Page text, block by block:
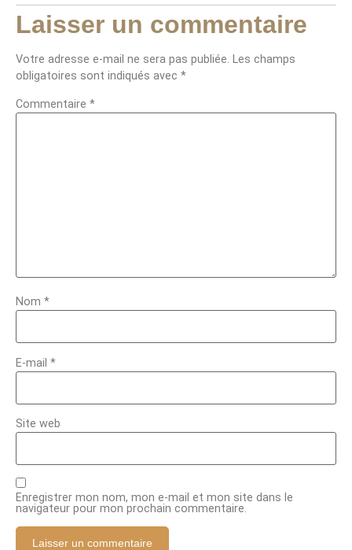
Laisser un commentaire
Votre adresse e-mail ne sera pas publiée. Les champs
obligatoires sont indiqués avec *
Commentaire *
Nom *
E-mail *
Site web
Enregistrer mon nom, mon e-mail et mon site dans le
navigateur pour mon prochain commentaire.